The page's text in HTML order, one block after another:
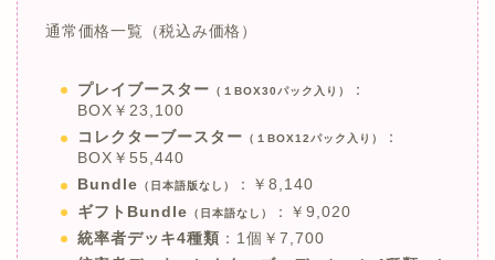
通常価格一覧（税込み価格）
プレイブースター （１BOX30パック入り）
：
BOX￥23,100
コレクターブースター （１BOX12パック入り）
：
BOX￥55,440
Bundle （日本語版なし）
：￥8,140
ギフトBundle （日本語なし）
：￥9,020
統率者デッキ4種類 ：1個￥7,700